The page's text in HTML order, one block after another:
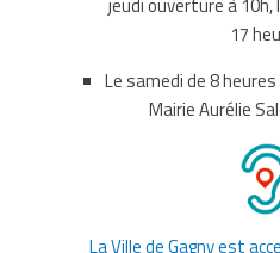
jeudi ouverture à
17
Le samedi de 8
Mairie Aurélie
La Ville de Gagny est